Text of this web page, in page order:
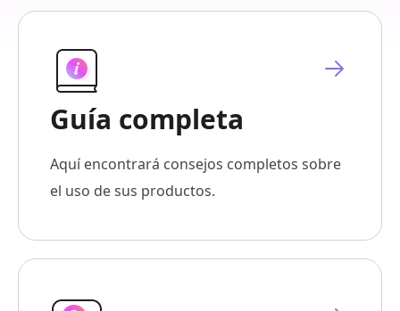
Guía completa
Aquí encontrará consejos completos sobre
el uso de sus productos.